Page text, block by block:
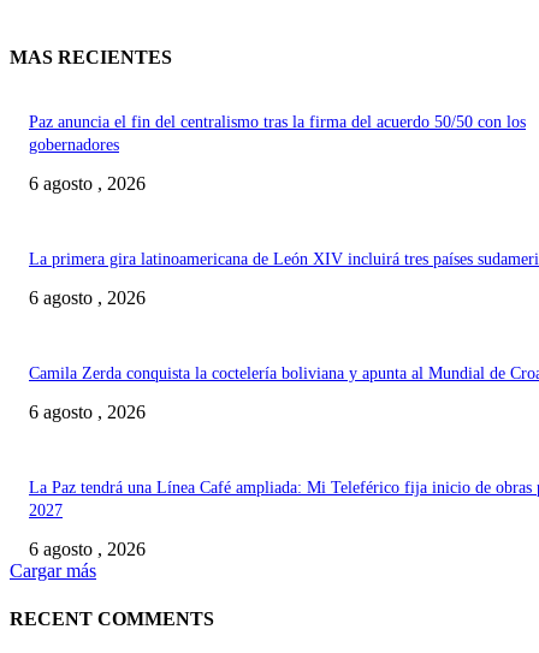
MAS RECIENTES
Paz anuncia el fin del centralismo tras la firma del acuerdo 50/50 con los
gobernadores
6 agosto , 2026
La primera gira latinoamericana de León XIV incluirá tres países
6 agosto , 2026
Camila Zerda conquista la coctelería boliviana y apunta al Mundial de
6 agosto , 2026
La Paz tendrá una Línea Café ampliada: Mi Teleférico fija inicio de obras
2027
6 agosto , 2026
Cargar más
RECENT COMMENTS